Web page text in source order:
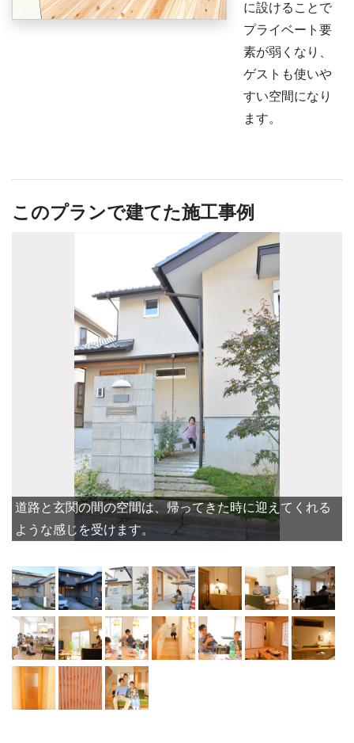
に設けることで
プライベート要
素が弱くなり、
ゲストも使いや
すい空間になり
ます。
このプランで建てた施工事例
道路と玄関の間の空間は、帰ってきた時に迎えてくれる
ような感じを受けます。